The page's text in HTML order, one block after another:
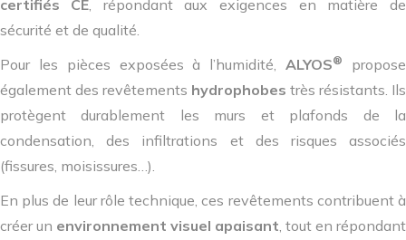
certifiés CE , répondant aux exigences en matière de
sécurité et de qualité.
Pour les pièces exposées à l’humidité, ALYOS®
propose
également des revêtements hydrophobes très résistants. Ils
protègent durablement les murs et plafonds de la
condensation, des infiltrations et des risques associés
(fissures, moisissures…).
En plus de leur rôle technique, ces revêtements contribuent à
créer un environnement visuel apaisant , tout en répondant